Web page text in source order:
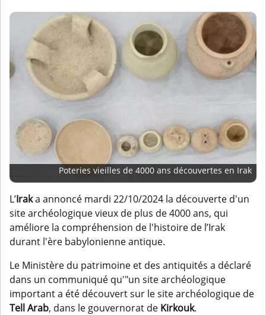
Poteries vieilles de 4000 ans découvertes en Irak
L’Iraka annoncé mardi 22/10/2024 la découverte d'un
site archéologique vieux de plus de 4000 ans, qui
améliore la compréhension de l'histoire de l’Irak
durant l'ère babylonienne antique.
Le Ministère du patrimoine et des antiquités a déclaré
dans un communiqué qu'"un site archéologique
important a été découvert sur le site archéologique de
Tell Arab, dans le gouvernorat de Kirkouk.